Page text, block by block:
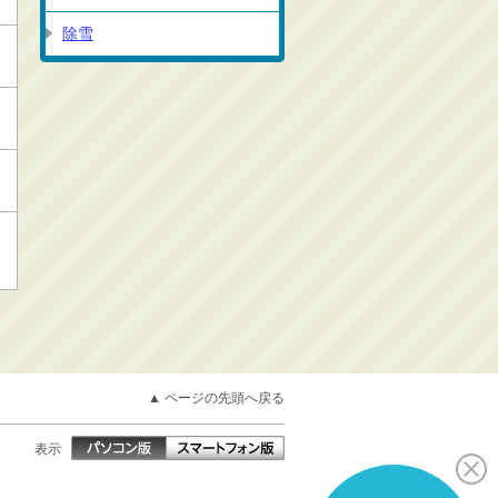
除雪
▲ ページの先頭へ戻る
表示